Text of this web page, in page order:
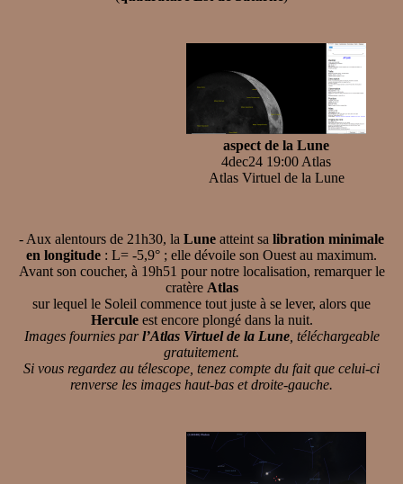
aspect de la Lune
4dec24 19:00 Atlas
Atlas Virtuel de la Lune
- Aux alentours de 21h30, la Lune atteint sa libration minimale
en longitude : L= -5,9° ; elle dévoile son Ouest au maximum.
Avant son coucher, à 19h51 pour notre localisation, remarquer le
cratère Atlas
sur lequel le Soleil commence tout juste à se lever, alors que
Herculeest encore plongé dans la nuit.
Images fournies parl’Atlas Virtuel de la Lune, téléchargeable
gratuitement.
Si vous regardez au télescope, tenez compte du fait que celui-ci
renverse les images haut-bas et droite-gauche.